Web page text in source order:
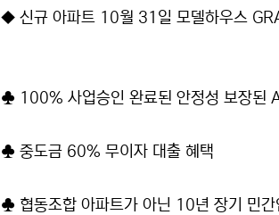
◆ 신규 아파트 10월 31일 모델하우스
♣ 100% 사업승인 완료된 안정성 보장된
♣ 중도금 60% 무이자 대출 혜택
♣ 협동조합 아파트가 아닌 10년 장기 민간